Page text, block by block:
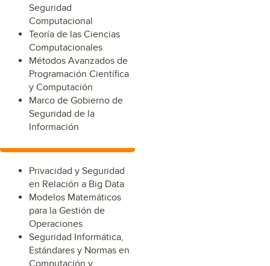
Seguridad
Computacional
Teoría de las Ciencias
Computacionales
Métodos Avanzados de
Programación Científica
y Computación
Marco de Gobierno de
Seguridad de la
Información
Privacidad y Seguridad
en Relación a Big Data
Modelos Matemáticos
para la Gestión de
Operaciones
Seguridad Informática,
Estándares y Normas en